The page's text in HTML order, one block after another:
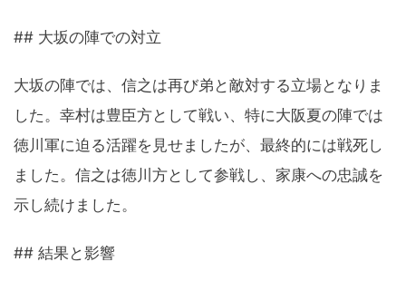
## 大坂の陣での対立
大坂の陣では、信之は再び弟と敵対する立場となりま
した。幸村は豊臣方として戦い、特に大阪夏の陣では
徳川軍に迫る活躍を見せましたが、最終的には戦死し
ました。信之は徳川方として参戦し、家康への忠誠を
示し続けました。
## 結果と影響